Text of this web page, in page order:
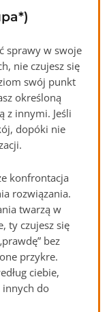
sprawy w swoje
nie czujesz się
swój punkt
określoną
z innymi. Jeśli
dopóki nie
konfrontacja
rozwiązania.
twarzą w
ty czujesz się
bez
przykre.
ciebie,
innych do